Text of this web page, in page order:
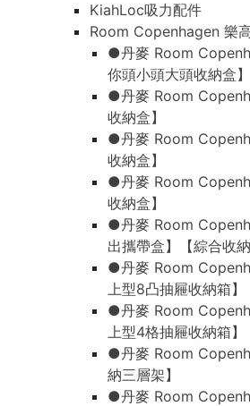
KiahLoc吸力配件
Room Copenhagen 樂
●丹麥 Room
你頭小頭大頭收納盒】
●丹麥 Room
收納盒】
●丹麥 Room
收納盒】
●丹麥 Room
收納盒】
●丹麥 Room
出攜帶盒】【綜合收納
●丹麥 Room
上型8凸抽屜收納箱】
●丹麥 Room
上型4格抽屜收納箱】
●丹麥 Room
納三層架】
●丹麥 Room